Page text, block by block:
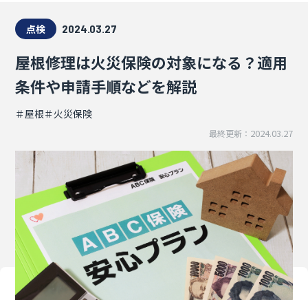
点検 2024.03.27
屋根修理は火災保険の対象になる？適用
条件や申請手順などを解説
＃屋根＃火災保険
最終更新： 2024.03.27